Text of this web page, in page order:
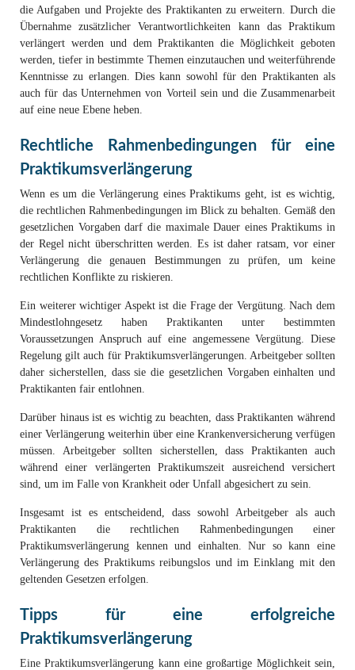
die Aufgaben und Projekte des Praktikanten zu erweitern. Durch die
Übernahme zusätzlicher Verantwortlichkeiten kann das Praktikum
verlängert werden und dem Praktikanten die Möglichkeit geboten
werden, tiefer in bestimmte Themen einzutauchen und weiterführende
Kenntnisse zu erlangen. Dies kann sowohl für den Praktikanten als
auch für das Unternehmen von Vorteil sein und die Zusammenarbeit
auf eine neue Ebene heben.
Rechtliche Rahmenbedingungen für eine
Praktikumsverlängerung
Wenn es um die Verlängerung eines Praktikums geht, ist es wichtig,
die rechtlichen Rahmenbedingungen im Blick zu behalten. Gemäß den
gesetzlichen Vorgaben darf die maximale Dauer eines Praktikums in
der Regel nicht überschritten werden. Es ist daher ratsam, vor einer
Verlängerung die genauen Bestimmungen zu prüfen, um keine
rechtlichen Konflikte zu riskieren.
Ein weiterer wichtiger Aspekt ist die Frage der Vergütung. Nach dem
Mindestlohngesetz haben Praktikanten unter bestimmten
Voraussetzungen Anspruch auf eine angemessene Vergütung. Diese
Regelung gilt auch für Praktikumsverlängerungen. Arbeitgeber sollten
daher sicherstellen, dass sie die gesetzlichen Vorgaben einhalten und
Praktikanten fair entlohnen.
Darüber hinaus ist es wichtig zu beachten, dass Praktikanten während
einer Verlängerung weiterhin über eine Krankenversicherung verfügen
müssen. Arbeitgeber sollten sicherstellen, dass Praktikanten auch
während einer verlängerten Praktikumszeit ausreichend versichert
sind, um im Falle von Krankheit oder Unfall abgesichert zu sein.
Insgesamt ist es entscheidend, dass sowohl Arbeitgeber als auch
Praktikanten die rechtlichen Rahmenbedingungen einer
Praktikumsverlängerung kennen und einhalten. Nur so kann eine
Verlängerung des Praktikums reibungslos und im Einklang mit den
geltenden Gesetzen erfolgen.
Tipps für eine erfolgreiche
Praktikumsverlängerung
Eine Praktikumsverlängerung kann eine großartige Möglichkeit sein,